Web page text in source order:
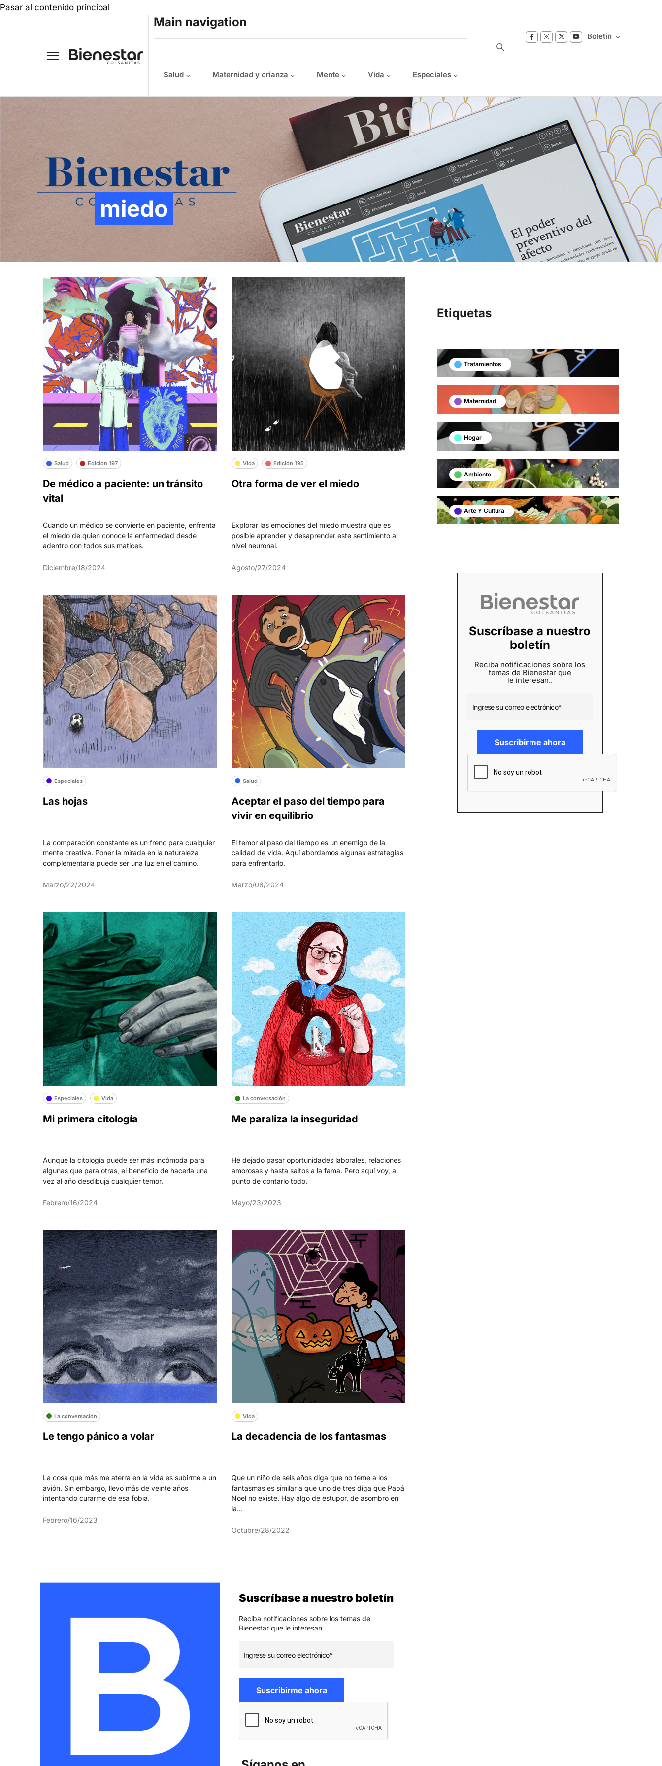
Pasar al contenido principal
Main navigation
Salud Maternidad y crianza Mente Vida Especiales
Boletín
Suscríbase a nuestro boletín
Reciba notificaciones sobre los temas de
Bienestar que le interesan.
miedo
Salud Edición 197
De médico a paciente: un tránsito
vital
Cuando un médico se convierte en paciente, enfrenta
el miedo de quien conoce la enfermedad desde
adentro con todos sus matices.
Diciembre/18/2024
Vida Edición 195
Otra forma de ver el miedo
Explorar las emociones del miedo muestra que es
posible aprender y desaprender este sentimiento a
nivel neuronal.
Agosto/27/2024
Especiales
Las hojas
La comparación constante es un freno para cualquier
mente creativa. Poner la mirada en la naturaleza
complementaria puede ser una luz en el camino.
Marzo/22/2024
Salud
Aceptar el paso del tiempo para
vivir en equilibrio
El temor al paso del tiempo es un enemigo de la
calidad de vida. Aquí abordamos algunas estrategias
para enfrentarlo.
Marzo/08/2024
Especiales Vida
Mi primera citología
Aunque la citología puede ser más incómoda para
algunas que para otras, el beneficio de hacerla una
vez al año desdibuja cualquier temor.
Febrero/16/2024
La conversación
Me paraliza la inseguridad
He dejado pasar oportunidades laborales, relaciones
amorosas y hasta saltos a la fama. Pero aquí voy, a
punto de contarlo todo.
Mayo/23/2023
La conversación
Le tengo pánico a volar
La cosa que más me aterra en la vida es subirme a un
avión. Sin embargo, llevo más de veinte años
intentando curarme de esa fobia.
Febrero/16/2023
Vida
La decadencia de los fantasmas
Que un niño de seis años diga que no teme a los
fantasmas es similar a que uno de tres diga que Papá
Noel no existe. Hay algo de estupor, de asombro en
la...
Octubre/28/2022
Suscríbase a nuestro boletín
Reciba notificaciones sobre los temas de
Bienestar que le interesan.
Etiquetas
Tratamientos
Maternidad
Hogar
Ambiente
Arte Y Cultura
Suscríbase a nuestro
boletín
Reciba notificaciones sobre los
temas de Bienestar que
le interesan..